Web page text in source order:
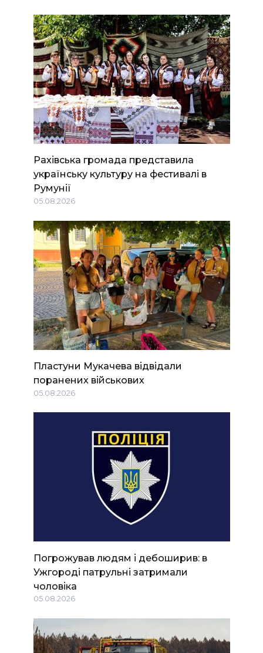
Рахівська громада представила
українську культуру на фестивалі в
Румунії
05.08.2026
Пластуни Мукачева відвідали
поранених військових
05.08.2026
Погрожував людям і дебоширив: в
Ужгороді патрульні затримали
чоловіка
05.08.2026